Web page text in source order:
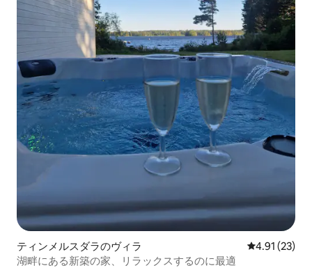
ティンメルスダラのヴィラ レビュー23
4.91 (23)
湖畔にある新築の家、リラックスするのに最適